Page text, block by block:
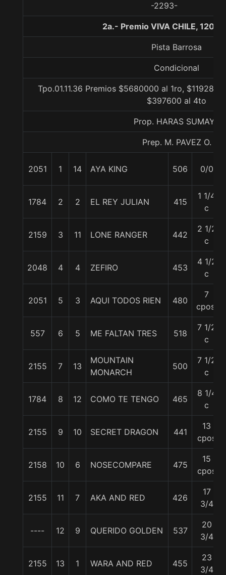
-2293-
2a.- Premio VIVA CHILE, 1200
Pista Barrosa
Condicional
Tpo.01.11.36 Premios $5680000 al 1ro,
$397600 al 4to
Prop. HARAS SUMAYA
Prep. M. PAVEZ O.
2051 1 14 AYA KING 506 0/0
1784 2 2 EL REY JULIAN 415
1 1/4
c
2159 3 11 LONE RANGER 442
2 1/2
c
2048 4 4 ZEFIRO 453
4 1/2
c
2051 5 3 AQUI TODOS RIEN 480
7
cpos.
557 6 5 ME FALTAN TRES 518
7 1/2
c
2155 7 13
MOUNTAIN
MONARCH
500
7 1/2
c
1784 8 12 COMO TE TENGO 465
8 1/4
c
2155 9 10 SECRET DRAGON 441
13
cpos
2158 10 6 NOSECOMPARE 475
15
cpos
2155 11 7 AKA AND RED 426
17
3/4
---- 12 9 QUERIDO GOLDEN 537
20
3/4
2155 13 1 WARA AND RED 455
23
3/4